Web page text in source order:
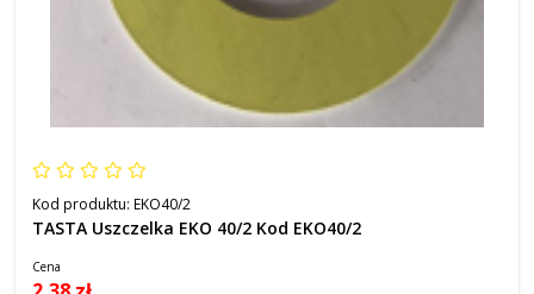
Kod produktu: EKO40/2
TASTA Uszczelka EKO 40/2 Kod EKO40/2
Cena